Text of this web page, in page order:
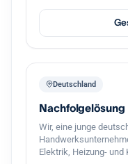
vollständige
Übernahme der
Übergabe im Tempo
mit einem festen
zusätzlichem Bedarf
Euro bereitstellt.
und verlässlich
selbstverständlich
vertraulichen
Deutschland
Wir, eine junge
Elektrik, Heizung- und